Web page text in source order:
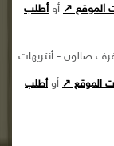
الموقع ↗ أوأطلب
صالون - أنتريهات
الموقع ↗ أوأطلب